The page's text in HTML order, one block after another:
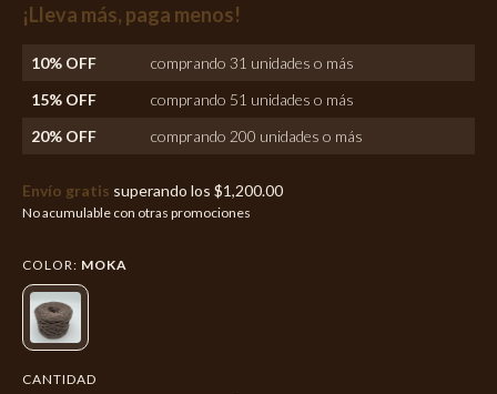
¡Lleva más, paga menos!
10% OFF
comprando 31 unidades o más
15% OFF
comprando 51 unidades o más
20% OFF
comprando 200 unidades o más
Envío gratis superando los $1,200.00
No acumulable con otras promociones
COLOR: MOKA
CANTIDAD